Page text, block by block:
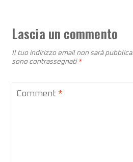
Lascia un commento
Il tuo indirizzo email non sarà
sono contrassegnati *
Comment *